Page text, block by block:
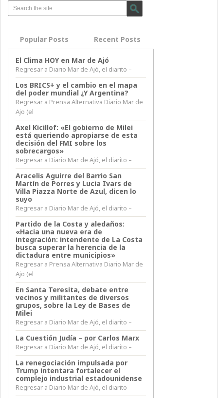
Popular Posts Recent Posts
El Clima HOY en Mar de Ajó
Regresar a Diario Mar de Ajó, el diarito –
Los BRICS+ y el cambio en el mapa
del poder mundial ¿Y Argentina?
Regresar a Prensa Alternativa Diario Mar de
Ajo (el
Axel Kicillof: «El gobierno de Milei
está queriendo apropiarse de esta
decisión del FMI sobre los
sobrecargos»
Regresar a Diario Mar de Ajó, el diarito –
Aracelis Aguirre del Barrio San
Martín de Porres y Lucia Ivars de
Villa Piazza Norte de Azul, dicen lo
suyo
Regresar a Diario Mar de Ajó, el diarito –
Partido de la Costa y aledaños:
«Hacia una nueva era de
integración: intendente de La Costa
busca superar la herencia de la
dictadura entre municipios»
Regresar a Prensa Alternativa Diario Mar de
Ajo (el
En Santa Teresita, debate entre
vecinos y militantes de diversos
grupos, sobre la Ley de Bases de
Milei
Regresar a Diario Mar de Ajó, el diarito –
La Cuestión Judía – por Carlos Marx
Regresar a Diario Mar de Ajó, el diarito –
La renegociación impulsada por
Trump intentara fortalecer el
complejo industrial estadounidense
Regresar a Diario Mar de Ajó, el diarito –